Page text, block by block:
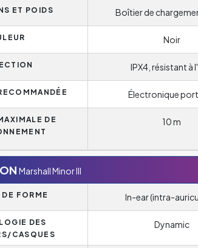
ET POIDS Boîtier de
Noir
IPX4, résistant à
Électronique
DE
10 m
Marshall Minor III
FORME In-ear (intra-
DES
CASQUES
Dynamic